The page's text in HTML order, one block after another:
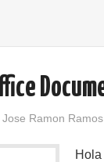
Jose Ramon